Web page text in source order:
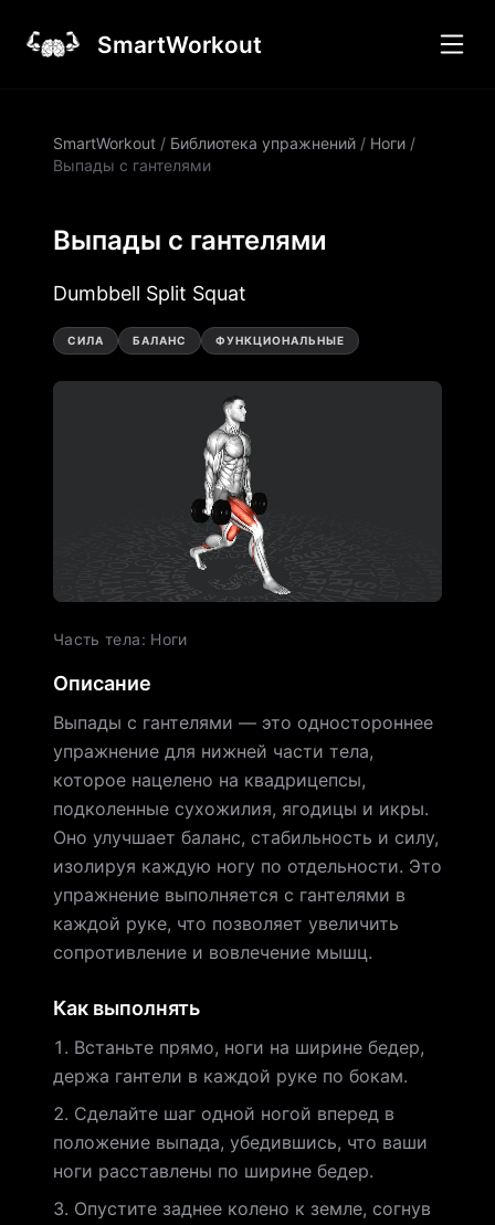
SmartWorkout
SmartWorkout / Библиотека упражнений / Ноги /
Выпады с гантелями
Выпады с гантелями
Dumbbell Split Squat
СИЛА БАЛАНС ФУНКЦИОНАЛЬНЫЕ
Часть тела: Ноги
Описание
Выпады с гантелями — это одностороннее
упражнение для нижней части тела,
которое нацелено на квадрицепсы,
подколенные сухожилия, ягодицы и икры.
Оно улучшает баланс, стабильность и силу,
изолируя каждую ногу по отдельности. Это
упражнение выполняется с гантелями в
каждой руке, что позволяет увеличить
сопротивление и вовлечение мышц.
Как выполнять
Встаньте прямо, ноги на ширине бедер,
держа гантели в каждой руке по бокам.
Сделайте шаг одной ногой вперед в
положение выпада, убедившись, что ваши
ноги расставлены по ширине бедер.
Опустите заднее колено к земле, согнув